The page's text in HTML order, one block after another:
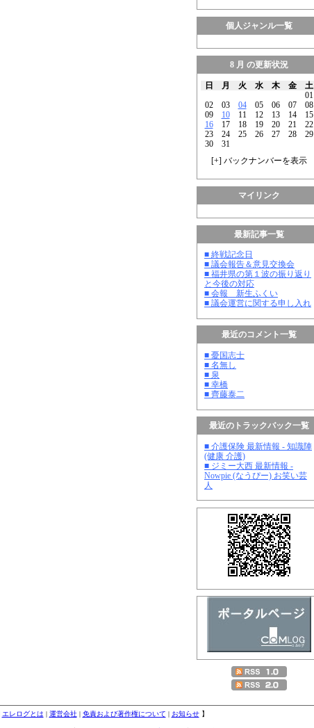
個人ジャンル一覧
8 月 の更新状況
日 月 火 水 木 金
土
01
02
03 04 05 06 07
08
09
10 11 12 13 14
15
16
17 18 19 20 21
22
23
24 25 26 27 28
29
30
31
[+] バックナンバーを表示
マイリンク
最新記事一覧
■ 終戦記念日
■ 議会報告＆意見交換会
■ 福井県の第１波の振り返り
と今後の対応
■ 会報 新生ふくい
■ 議会運営に関する申し入れ
最近のコメント一覧
■ 憂国志士
■ 名無し
■ 泉
■ 幸橋
■ 齊藤泰二
最近のトラックバック一覧
■ 介護保険 最新情報 - 知識陣
(健康 介護)
■ ジミー大西 最新情報 -
Nowpie (なうぴー) お笑い芸
人
エレログとは | 運営会社| 免責および著作権について | お知らせ】